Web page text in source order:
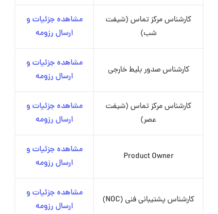
کارشناس مرکز تماس (شیفت
شب)
مشاهده جزئیات و
ارسال رزومه
کارشناس صدور بلیط خارجی
مشاهده جزئیات و
ارسال رزومه
کارشناس مرکز تماس (شیفت
عصر)
مشاهده جزئیات و
ارسال رزومه
Product Owner
مشاهده جزئیات و
ارسال رزومه
کارشناس پشتیبانی فنی (NOC)
مشاهده جزئیات و
ارسال رزومه